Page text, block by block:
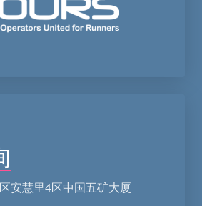
安慧里4区中国五矿大厦